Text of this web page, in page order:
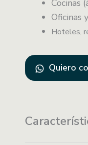
Cocinas
Oficinas
Hoteles,
Quiero